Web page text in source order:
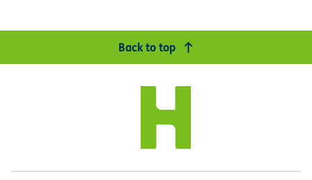
Back to top